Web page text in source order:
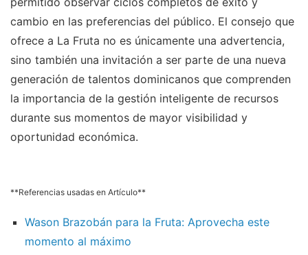
cambio en las preferencias del público. El consejo que
ofrece a La Fruta no es únicamente una advertencia,
sino también una invitación a ser parte de una nueva
generación de talentos dominicanos que comprenden
la importancia de la gestión inteligente de recursos
durante sus momentos de mayor visibilidad y
oportunidad económica.
**Referencias usadas en Artículo**
Wason Brazobán para la Fruta: Aprovecha este
momento al máximo